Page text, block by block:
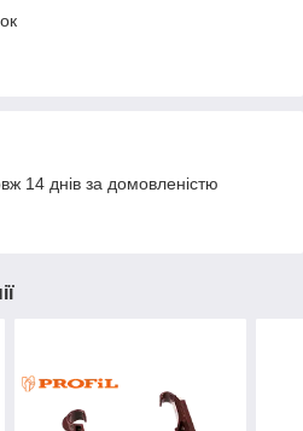
14 днів за домовленістю